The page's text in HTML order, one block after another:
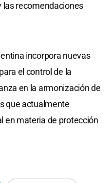
recomendaciones
incorpora nuevas
el control de la
en la armonización de
que actualmente
en materia de protección